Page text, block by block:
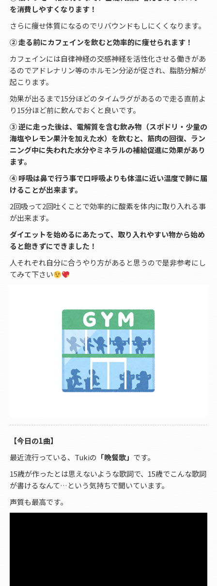
を消費しやすくなります！
さらに痩せ体質になるのでリバウンドもしにくくなります。
② 走る前にカフェインを飲むと効率的に痩せられます！
カフェインには自律神経の交感神経を活性化させる働きがあ
るのでアドレナリン等のホルモン分泌が促され、脂肪分解が
起こります。
効果が出るまで15分ほどのタイムラグがあるので走る直前よ
り15分ほど前に飲んでおくと良いです。
③ 逆に走った後は、電解質を含む飲み物（スポドリ・少量の
海塩やレモン果汁を加えた水）を飲むと、筋肉の回復、ラン
ニング中に失われた水分やミネラルの補給促進に効果があり
ます。
④ 呼吸は鼻で行う事で口呼吸よりも体温に近い温度で肺に届
けることが出来ます。
2回吸って2回吐くことで効率的に酸素を体内に取り入れる事
が出来ます。
ダイエットを始めるにあたって、取り入れやすい物から始め
ると飽きずにできました！
人それぞれ自分に合うやり方があると思うので是非参考にし
てみて下さい
【今日の1曲】
最近流行っている、Tukiの 「晩餐歌」 です。
15歳が作ったとは思えないような歌詞で、15歳でこんな歌詞
が書けるなんて…という気持ちで聞いています。
声質も最高です。